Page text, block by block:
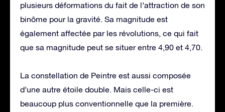
plusieurs déformations du fait de l’attraction de son
binôme pour la gravité. Sa magnitude est
également affectée par les révolutions, ce qui fait
que sa magnitude peut se situer entre 4,90 et 4,70.
La constellation de Peintre est aussi composée
d’une autre étoile double. Mais celle-ci est
beaucoup plus conventionnelle que la première.